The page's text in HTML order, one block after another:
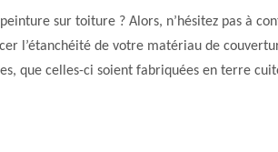
sur toiture ? Alors, n’hésitez pas à
l’étanchéité de votre matériau de
que celles-ci soient fabriquées en terre